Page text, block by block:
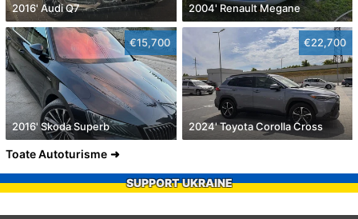
2016' Audi Q7 2004' Renault Megane
€15,700
2016' Skoda Superb
€22,700
2024' Toyota Corolla Cross
Toate Autoturisme
SUPPORT UKRAINE